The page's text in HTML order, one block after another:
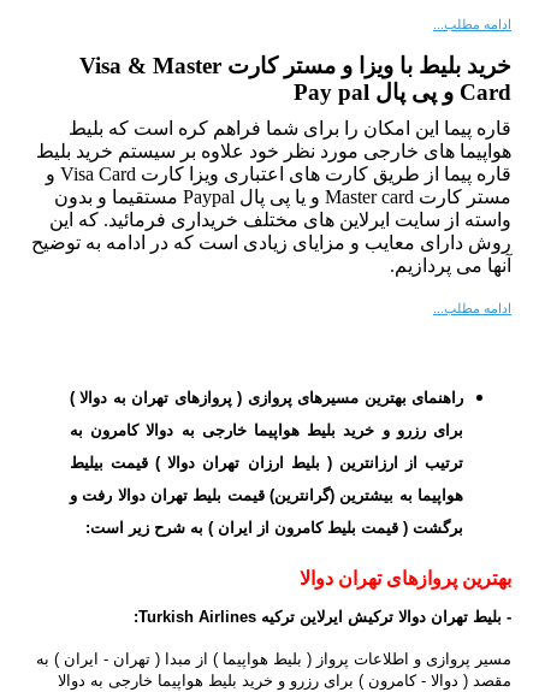
ادامه مطلب...
خرید بلیط با ویزا و مستر کارت Visa & Master
Card و پی پال Pay pal
قاره پیما این امکان را برای شما فراهم کره است که بلیط
هواپیما های خارجی مورد نظر خود علاوه بر سیستم خرید بلیط
قاره پیما
از طریق کارت های اعتباری ویزا کارت Visa Card و
مستر کارت Master card و یا پی پال Paypal مستقیما و بدون
واسته از سایت ایرلاین های مختلف خریداری فرمائید. که این
روش دارای معایب و مزایای زیادی است که در ادامه به توضیح
آنها می پردازیم.
ادامه مطلب...
راهنمای بهترین مسیرهای پروازی ( پروازهای تهران به دوالا )
برای رزرو و خرید بلیط هواپیما خارجی به دوالا کامرون به
ترتیب از ارزانترین ( بلیط ارزان تهران دوالا ) قیمت بیلیط
هواپیما به بیشترین (گرانترین) قیمت بلیط تهران دوالا رفت و
برگشت ( قیمت بلیط کامرون از ایران ) به شرح زیر است:
بهترین پروازهای تهران دوالا
- بلیط تهران دوالا ترکیش ایرلاین ترکیه Turkish Airlines
:
مسیر پروازی و اطلاعات پرواز ( بلیط هواپیما ) از مبدا ( تهران - ایران ) به
مقصد ( دوالا - کامرون ) برای رزرو و خرید بلیط هواپیما خارجی به دوالا